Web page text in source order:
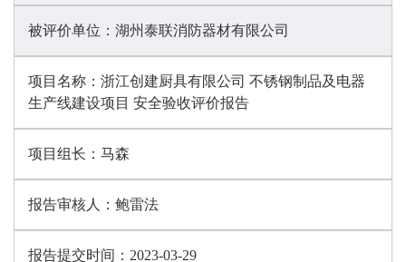
被评价单位： 湖州泰联消防器材有限公司
项目名称： 浙江创建厨具有限公司 不锈钢制品及电器
生产线建设项目 安全验收评价报告
项目组长： 马森
报告审核人： 鲍雷法
报告提交时间： 2023-03-29